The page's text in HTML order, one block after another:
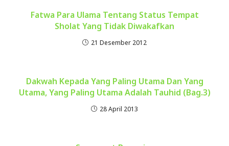
Fatwa Para Ulama Tentang Status Tempat
Sholat Yang Tidak Diwakafkan
21 Desember 2012
Dakwah Kepada Yang Paling Utama Dan Yang
Utama, Yang Paling Utama Adalah Tauhid (Bag.3)
28 April 2013